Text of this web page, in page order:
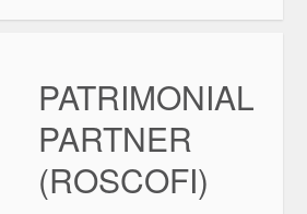
PATRIMONIAL
PARTNER
(ROSCOFI)